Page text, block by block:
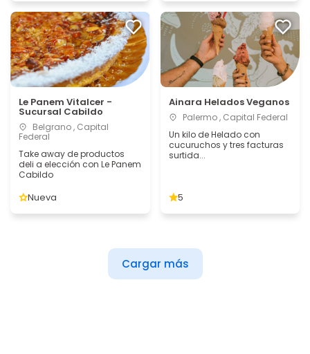
Le Panem Vitalcer -
Sucursal Cabildo
Belgrano , Capital
Federal
Take away de productos
deli a elección con Le Panem
Cabildo
Nueva
Ainara Helados Veganos
Palermo , Capital Federal
Un kilo de Helado con
cucuruchos y tres facturas
surtida...
5
Cargar más